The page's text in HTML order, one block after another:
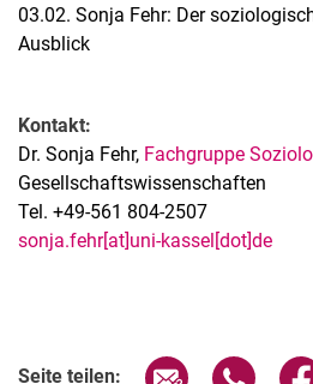
03.02. Sonja Fehr: Der
Ausblick
Kontakt:
Dr. Sonja Fehr, Fachgruppe
Gesellschaftswissenschaften
Tel. +49-561 804-2507
sonja.fehr[at]uni-kassel[dot]de
Seite teilen: Seite über E-
Seite